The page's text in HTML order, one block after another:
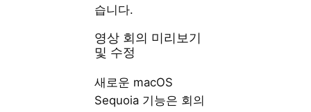
습니다.
영상 회의 미리보기
및 수정
새로운 macOS
Sequoia 기능은 회의